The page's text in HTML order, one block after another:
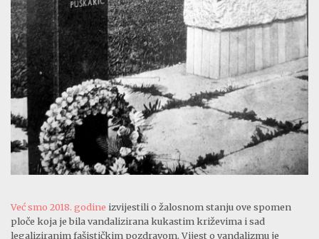
Već smo 2018. godine izvijestili o žalosnom stanju ove spomen
ploče koja je bila vandalizirana kukastim križevima i sad
legaliziranim fašističkim pozdravom. Vijest o vandalizmu je